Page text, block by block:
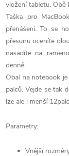
vložení tabletu. Obě
Taška pro
přenášení. To se
přesunu oceníte
nasadíte na
denně.
Obal na notebook
palců. Vejde se tak
lze ale i menší
Parametry:
Vnější